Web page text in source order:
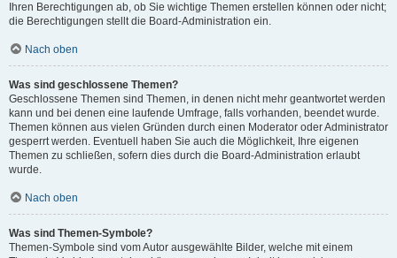
Ihren Berechtigungen ab, ob Sie wichtige Themen erstellen können oder nicht;
die Berechtigungen stellt die Board-Administration ein.
Nach oben
Was sind geschlossene Themen?
Geschlossene Themen sind Themen, in denen nicht mehr geantwortet werden
kann und bei denen eine laufende Umfrage, falls vorhanden, beendet wurde.
Themen können aus vielen Gründen durch einen Moderator oder Administrator
gesperrt werden. Eventuell haben Sie auch die Möglichkeit, Ihre eigenen
Themen zu schließen, sofern dies durch die Board-Administration erlaubt
wurde.
Nach oben
Was sind Themen-Symbole?
Themen-Symbole sind vom Autor ausgewählte Bilder, welche mit einem